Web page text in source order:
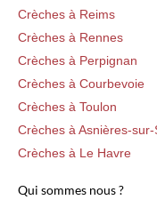
Crèches à Reims
Crèches à Rennes
Crèches à Perpignan
Crèches à Courbevoie
Crèches à Toulon
Crèches à Asnières-sur-
Crèches à Le Havre
Qui sommes nous ?